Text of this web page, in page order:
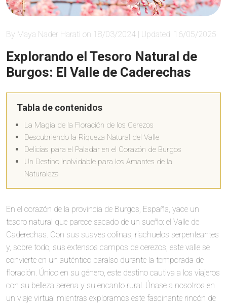
By Maya Nader Harati on 18/03/2024 | Updated: 16/05/2025
Explorando el Tesoro Natural de
Burgos: El Valle de Caderechas
Tabla de contenidos
La Magia de la Floración de los Cerezos
Descubriendo la Riqueza Natural del Valle
Delicias para el Paladar en el Corazón de Burgos
Un Destino Inolvidable para los Amantes de la
Naturaleza
En el corazón de la provincia de Burgos, España, yace un
tesoro natural que parece sacado de un sueño: el Valle de
Caderechas. Con sus suaves colinas, riachuelos serpenteantes
y, sobre todo, sus extensos campos de cerezos, este valle se
convierte en un auténtico paraíso durante la temporada de
floración. Único en su género, este destino cautiva a los viajeros
con su belleza serena y su encanto rural. Únase a nosotros en
un viaje virtual mientras exploramos este fascinante rincón de